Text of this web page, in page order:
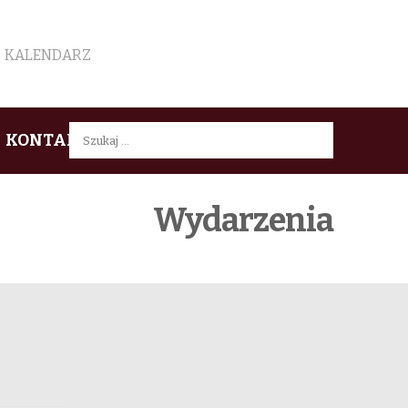
KALENDARZ
KONTAKTSzukaj:
Wydarzenia